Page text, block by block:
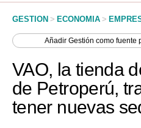
Management & Empleo
Perú
Política
GESTION > ECONOMIA >
AñadirGestión como fuente
VAO, la tienda
de Petroperú,
tener nuevas